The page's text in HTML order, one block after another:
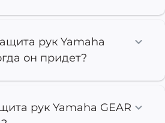
рук Yamaha
он придет?
рук Yamaha GEAR